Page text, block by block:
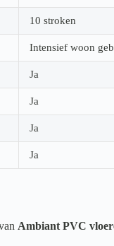
10 stroken
Intensief woon
Ja
Ja
Ja
Ja
Ambiant PVC